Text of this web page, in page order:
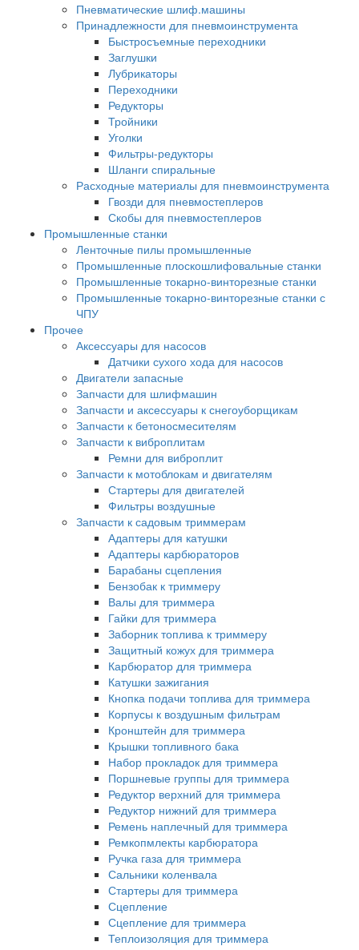
Пневматические шлиф.машины
Принадлежности для пневмоинструмента
Быстросъемные переходники
Заглушки
Лубрикаторы
Переходники
Редукторы
Тройники
Уголки
Фильтры-редукторы
Шланги спиральные
Расходные материалы для пневмоинструмента
Гвозди для пневмостеплеров
Скобы для пневмостеплеров
Промышленные станки
Ленточные пилы промышленные
Промышленные плоскошлифовальные станки
Промышленные токарно-винторезные станки
Промышленные токарно-винторезные станки с
ЧПУ
Прочее
Аксессуары для насосов
Датчики сухого хода для насосов
Двигатели запасные
Запчасти для шлифмашин
Запчасти и аксессуары к снегоуборщикам
Запчасти к бетоносмесителям
Запчасти к виброплитам
Ремни для виброплит
Запчасти к мотоблокам и двигателям
Стартеры для двигателей
Фильтры воздушные
Запчасти к садовым триммерам
Адаптеры для катушки
Адаптеры карбюраторов
Барабаны сцепления
Бензобак к триммеру
Валы для триммера
Гайки для триммера
Заборник топлива к триммеру
Защитный кожух для триммера
Карбюратор для триммера
Катушки зажигания
Кнопка подачи топлива для триммера
Корпусы к воздушным фильтрам
Кронштейн для триммера
Крышки топливного бака
Набор прокладок для триммера
Поршневые группы для триммера
Редуктор верхний для триммера
Редуктор нижний для триммера
Ремень наплечный для триммера
Ремкопмлекты карбюратора
Ручка газа для триммера
Сальники коленвала
Стартеры для триммера
Сцепление
Сцепление для триммера
Теплоизоляция для триммера